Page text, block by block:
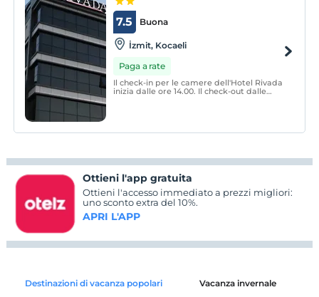
Buona
7.5
İzmit, Kocaeli
Paga a rate
Il check-in per le camere dell'Hotel Rivada
inizia dalle ore 14.00. Il check-out dalle
Ottieni l'app gratuita
Ottieni l'accesso immediato a prezzi migliori:
uno sconto extra del 10%.
APRI L'APP
Destinazioni di vacanza popolari Vacanza invernale